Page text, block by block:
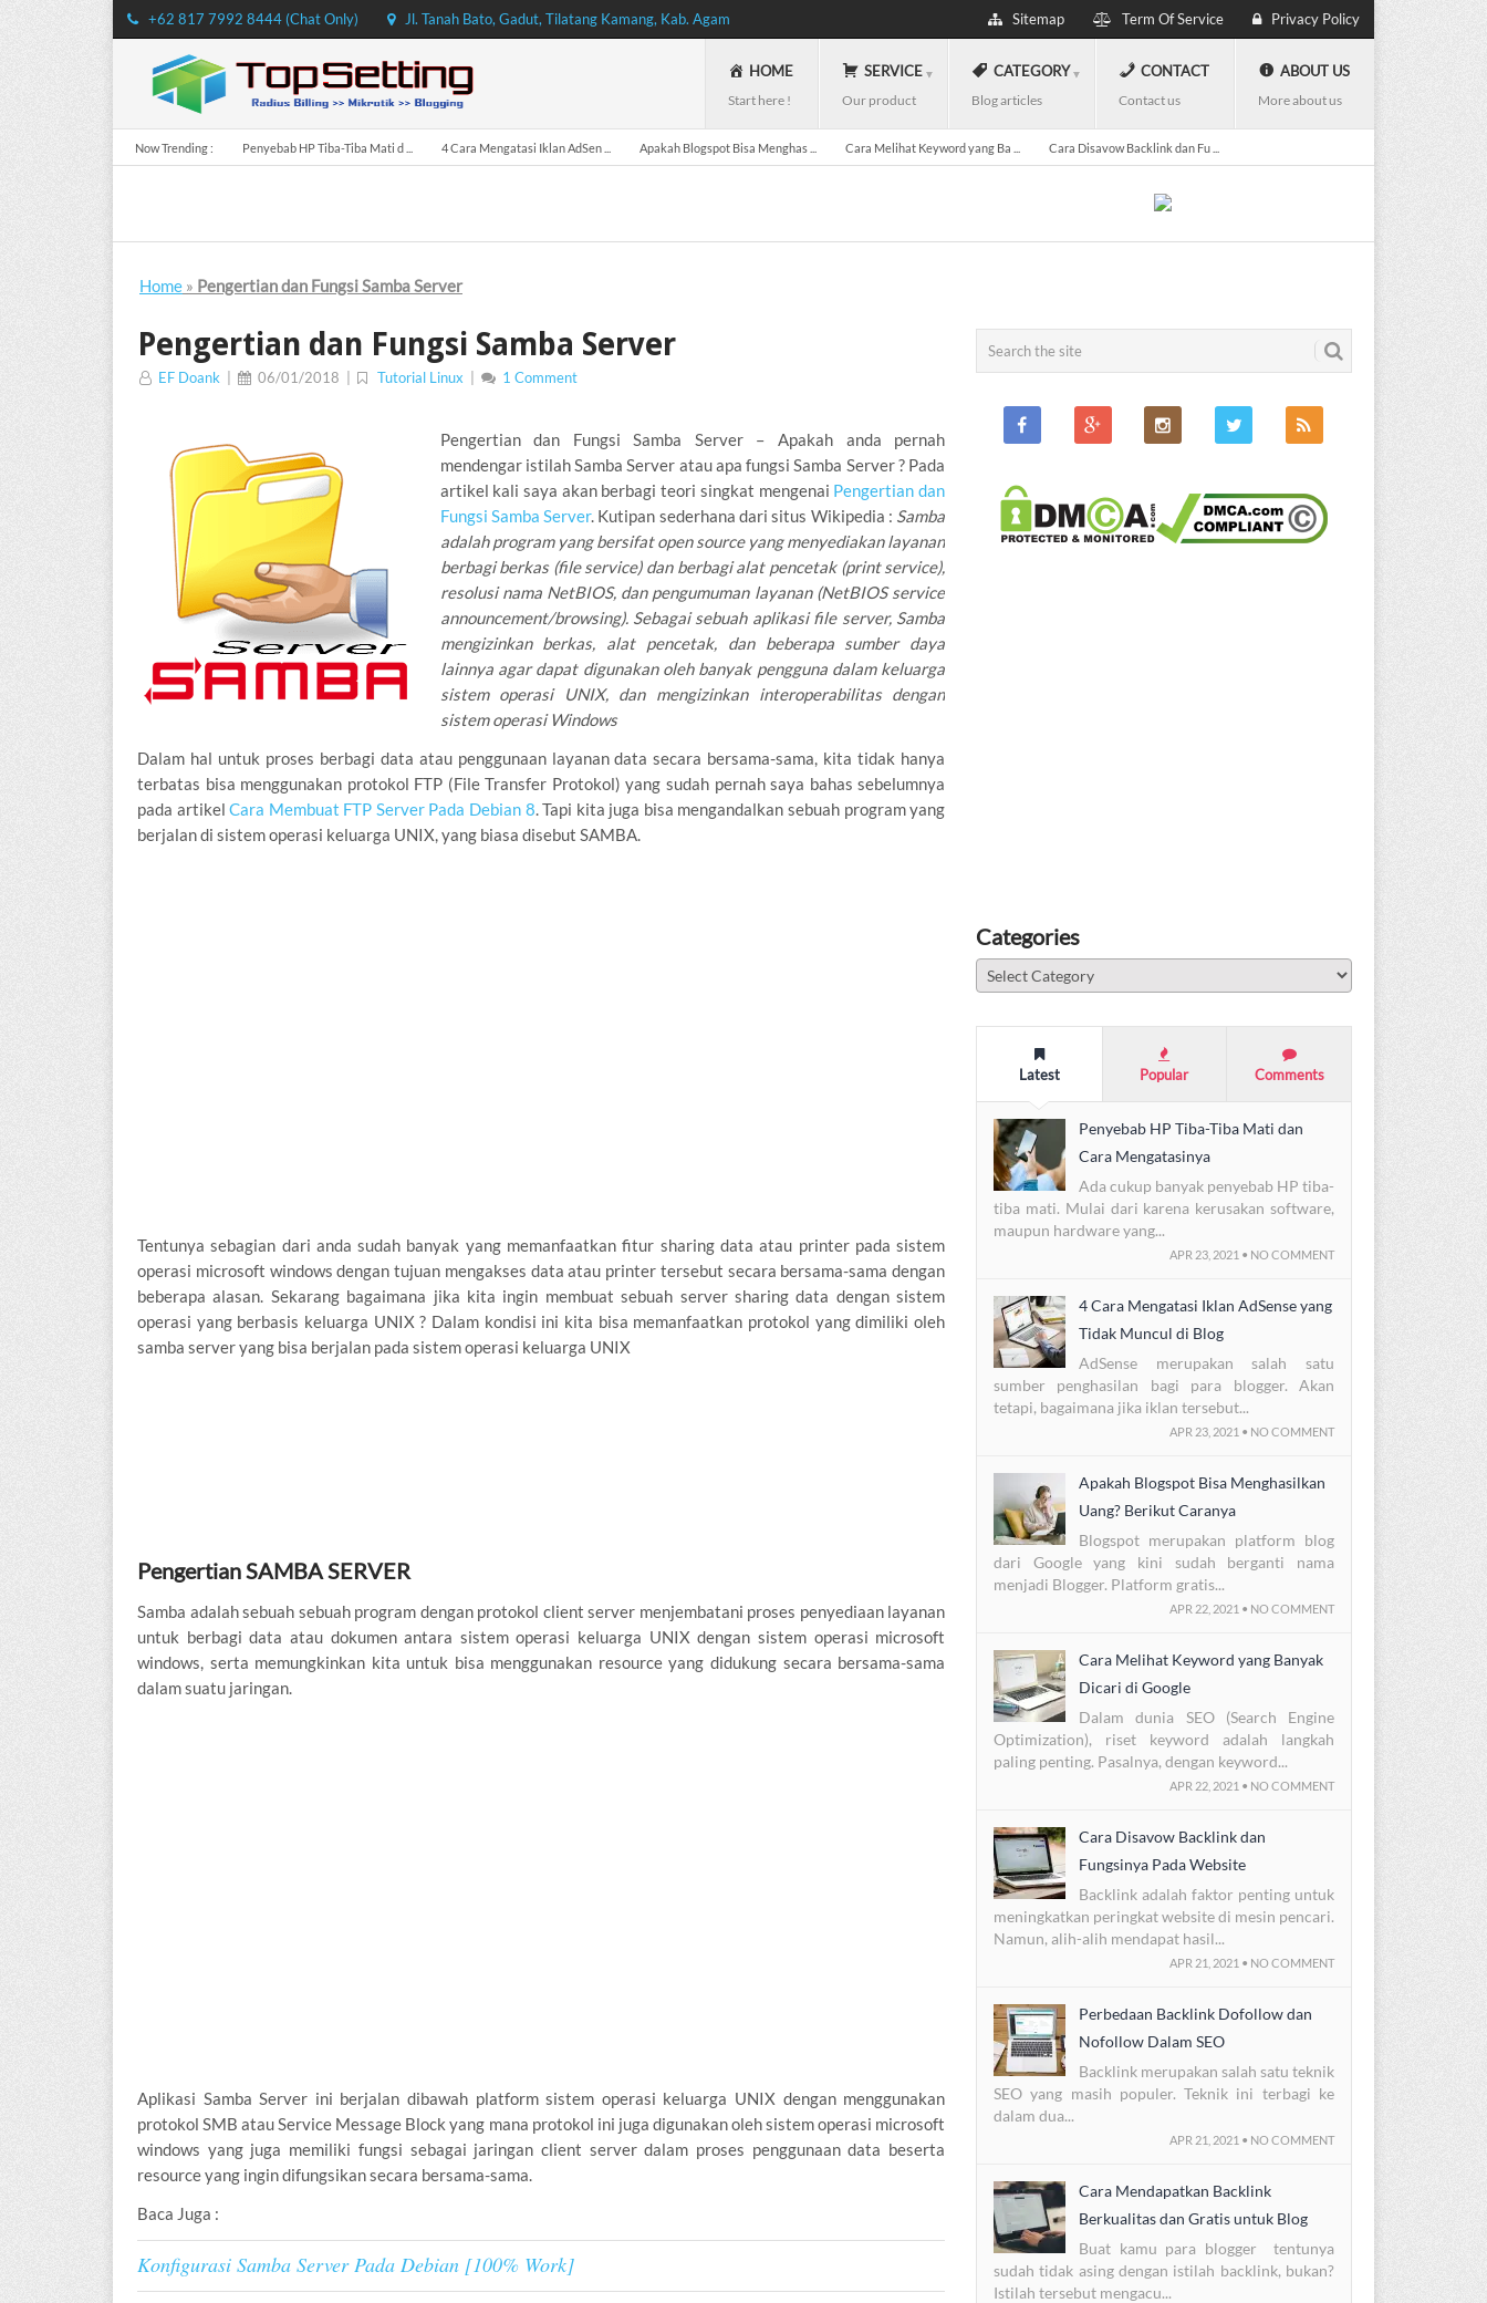
+62 817 7992 8444 (Chat Only) Jl. Tanah Bato, Gadut, Tilatang Kamang, Kab. Agam Privacy Policy
Term Of Service
Sitemap
HOME
Start here !
SERVICE
Our product
CATEGORY
Blog articles
CONTACT
Contact us
ABOUT US
More about us
Now Trending : Penyebab HP Tiba-Tiba Mati d ... 4 Cara Mengatasi Iklan AdSen ... Apakah Blogspot Bisa Menghas ... Cara Melihat Keyword yang Ba ... Cara Disavow Backlink dan Fu ...
Home » Pengertian dan Fungsi Samba Server
Pengertian dan Fungsi Samba Server
EF Doank | 06/01/2018 | Tutorial Linux | 1 Comment
Pengertian dan Fungsi Samba Server – Apakah anda pernah
mendengar istilah Samba Server atau apa fungsi Samba Server ? Pada
artikel kali saya akan berbagi teori singkat mengenai Pengertian dan
Fungsi Samba Server. Kutipan sederhana dari situs Wikipedia : Samba
adalah program yang bersifat open source yang menyediakan layanan
berbagi berkas (file service) dan berbagi alat pencetak (print service),
resolusi nama NetBIOS, dan pengumuman layanan (NetBIOS service
announcement/browsing). Sebagai sebuah aplikasi file server, Samba
mengizinkan berkas, alat pencetak, dan beberapa sumber daya
lainnya agar dapat digunakan oleh banyak pengguna dalam keluarga
sistem operasi UNIX, dan mengizinkan interoperabilitas dengan
sistem operasi Windows
Dalam hal untuk proses berbagi data atau penggunaan layanan data secara bersama-sama, kita tidak hanya
terbatas bisa menggunakan protokol FTP (File Transfer Protokol) yang sudah pernah saya bahas sebelumnya
pada artikelCara Membuat FTP Server Pada Debian 8 . Tapi kita juga bisa mengandalkan sebuah program yang
berjalan di sistem operasi keluarga UNIX, yang biasa disebut SAMBA.
Tentunya sebagian dari anda sudah banyak yang memanfaatkan fitur sharing data atau printer pada sistem
operasi microsoft windows dengan tujuan mengakses data atau printer tersebut secara bersama-sama dengan
beberapa alasan. Sekarang bagaimana jika kita ingin membuat sebuah server sharing data dengan sistem
operasi yang berbasis keluarga UNIX ? Dalam kondisi ini kita bisa memanfaatkan protokol yang dimiliki oleh
samba server yang bisa berjalan pada sistem operasi keluarga UNIX
Pengertian SAMBA SERVER
Samba adalah sebuah sebuah program dengan protokol client server menjembatani proses penyediaan layanan
untuk berbagi data atau dokumen antara sistem operasi keluarga UNIX dengan sistem operasi microsoft
windows, serta memungkinkan kita untuk bisa menggunakan resource yang didukung secara bersama-sama
dalam suatu jaringan.
Aplikasi Samba Server ini berjalan dibawah platform sistem operasi keluarga UNIX dengan menggunakan
protokol SMB atau Service Message Block yang mana protokol ini juga digunakan oleh sistem operasi microsoft
windows yang juga memiliki fungsi sebagai jaringan client server dalam proses penggunaan data beserta
resource yang ingin difungsikan secara bersama-sama.
Baca Juga :
Konfigurasi Samba Server Pada Debian [100% Work]
Categories
Categories
Latest Popular Comments
Penyebab HP Tiba-Tiba Mati dan
Cara Mengatasinya
Ada cukup banyak penyebab HP tiba-
tiba mati. Mulai dari karena kerusakan software,
maupun hardware yang...
APR 23, 2021 • NO COMMENT
4 Cara Mengatasi Iklan AdSense yang
Tidak Muncul di Blog
AdSense merupakan salah satu
sumber penghasilan bagi para blogger. Akan
tetapi, bagaimana jika iklan tersebut...
APR 23, 2021 • NO COMMENT
Apakah Blogspot Bisa Menghasilkan
Uang? Berikut Caranya
Blogspot merupakan platform blog
dari Google yang kini sudah berganti nama
menjadi Blogger. Platform gratis...
APR 22, 2021 • NO COMMENT
Cara Melihat Keyword yang Banyak
Dicari di Google
Dalam dunia SEO (Search Engine
Optimization), riset keyword adalah langkah
paling penting. Pasalnya, dengan keyword...
APR 22, 2021 • NO COMMENT
Cara Disavow Backlink dan
Fungsinya Pada Website
Backlink adalah faktor penting untuk
meningkatkan peringkat website di mesin pencari.
Namun, alih-alih mendapat hasil...
APR 21, 2021 • NO COMMENT
Perbedaan Backlink Dofollow dan
Nofollow Dalam SEO
Backlink merupakan salah satu teknik
SEO yang masih populer. Teknik ini terbagi ke
dalam dua...
APR 21, 2021 • NO COMMENT
Cara Mendapatkan Backlink
Berkualitas dan Gratis untuk Blog
Buat kamu para blogger tentunya
sudah tidak asing dengan istilah backlink, bukan?
Istilah tersebut mengacu...